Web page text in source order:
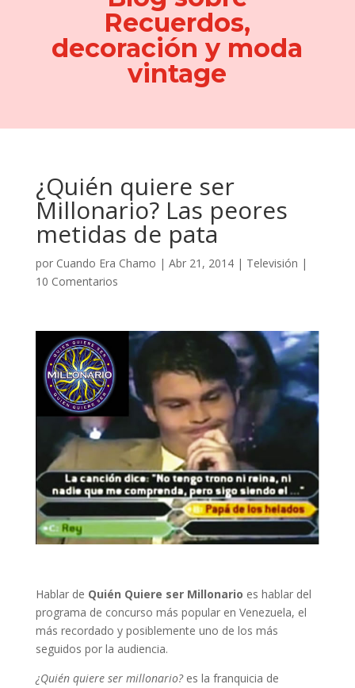
Recuerdos,
decoración y moda
vintage
¿Quién quiere ser
Millonario? Las peores
metidas de pata
por Cuando Era Chamo | Abr 21, 2014| Televisión |
10 Comentarios
Hablar de Quién Quiere ser Millonario es hablar del
programa de concurso más popular en Venezuela, el
más recordado y posiblemente uno de los más
seguidos por la audiencia.
¿Quién quiere ser millonario?es la franquicia de